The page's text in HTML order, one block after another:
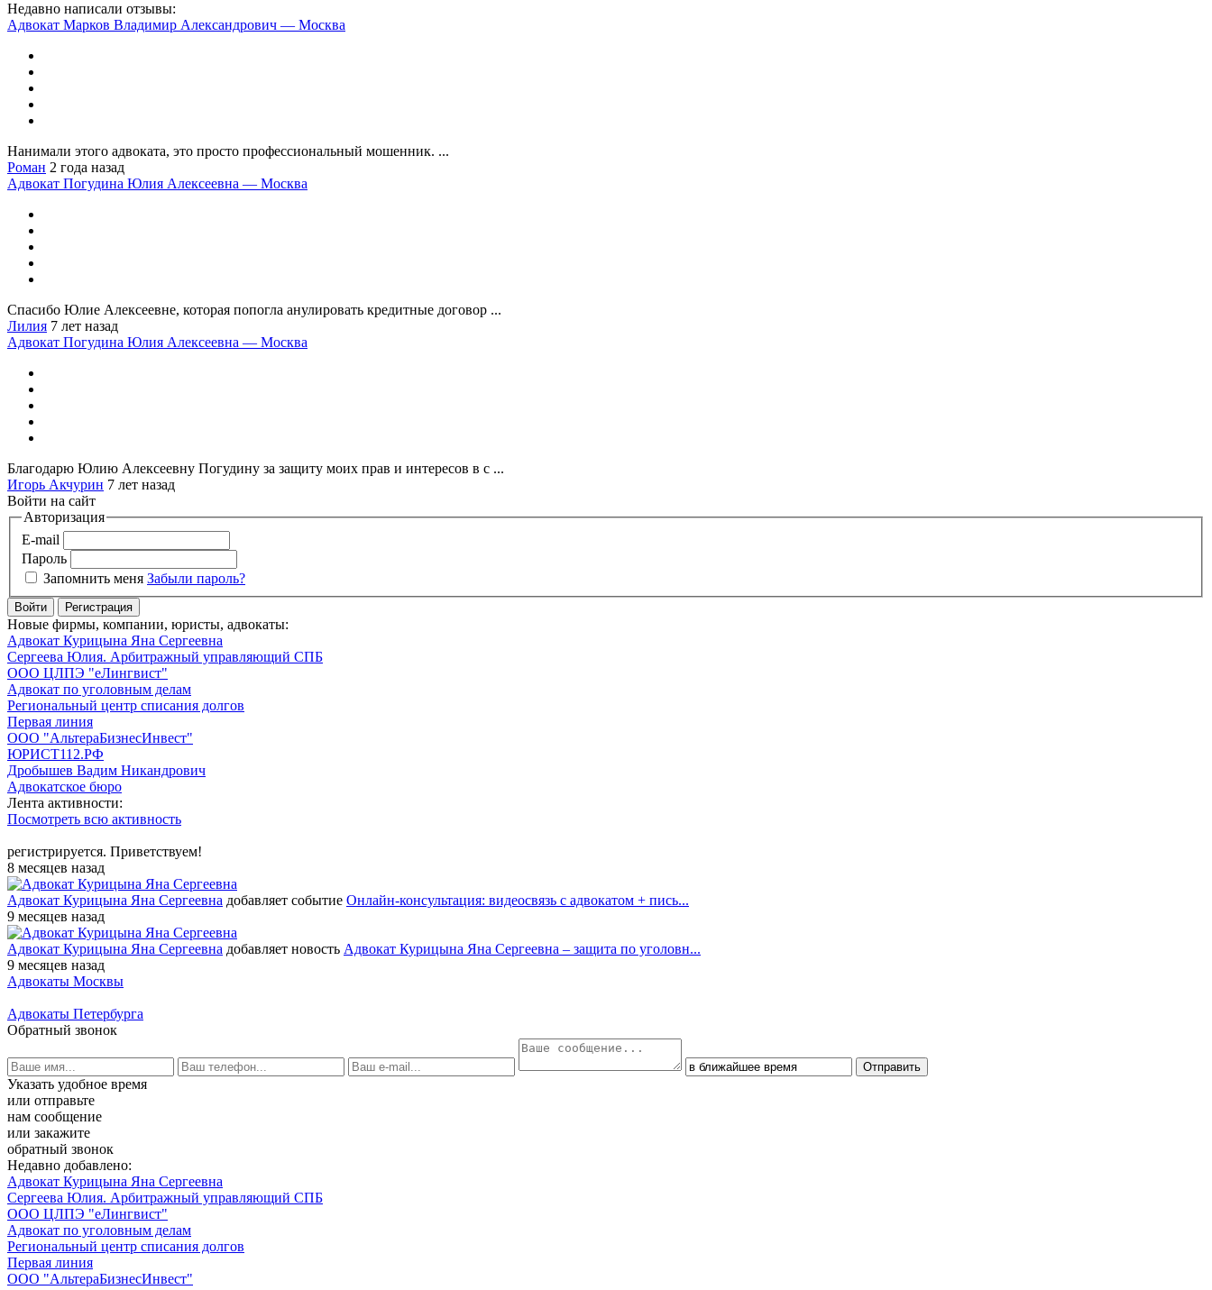
Недавно написали отзывы:
Адвокат Марков Владимир Александрович — Москва
Нанимали этого адвоката, это просто профессиональный мошенник. ...
Роман 2 года назад
Адвокат Погудина Юлия Алексеевна — Москва
Спасибо Юлие Алексеевне, которая попогла анулировать кредитные договор ...
Лилия 7 лет назад
Адвокат Погудина Юлия Алексеевна — Москва
Благодарю Юлию Алексеевну Погудину за защиту моих прав и интересов в с ...
Игорь Акчурин 7 лет назад
Войти на сайт
Авторизация
E-mail
Пароль
Запомнить меня Забыли пароль?
Войти Регистрация
Новые фирмы, компании, юристы, адвокаты:
Адвокат Курицына Яна Сергеевна
Сергеева Юлия. Арбитражный управляющий СПБ
ООО ЦЛПЭ "еЛингвист"
Адвокат по уголовным делам
Региональный центр списания долгов
Первая линия
ООО "АльтераБизнесИнвест"
ЮРИСТ112.РФ
Дробышев Вадим Никандрович
Адвокатское бюро
Лента активности:
Посмотреть всю активность
регистрируется. Приветствуем!
8 месяцев назад
Адвокат Курицына Яна Сергеевна добавляет событие Онлайн-консультация: видеосвязь с адвокатом + пись...
9 месяцев назад
Адвокат Курицына Яна Сергеевна добавляет новость Адвокат Курицына Яна Сергеевна – защита по уголовн...
9 месяцев назад
Адвокаты Москвы
Адвокаты Петербурга
Обратный звонок
Указать удобное время
или отправьте
нам сообщение
или закажите
обратный звонок
Недавно добавлено:
Адвокат Курицына Яна Сергеевна
Сергеева Юлия. Арбитражный управляющий СПБ
ООО ЦЛПЭ "еЛингвист"
Адвокат по уголовным делам
Региональный центр списания долгов
Первая линия
ООО "АльтераБизнесИнвест"